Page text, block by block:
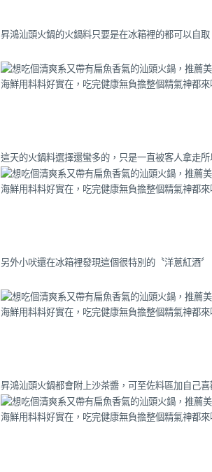
昇鴻汕頭火鍋的火鍋料只要是在冰箱裡的都可以自
這天的火鍋料選擇還蠻多的，只是一直被客人拿走
另外小吠還在冰箱裡發現這個很特別的〝洋蔥紅酒
昇鴻汕頭火鍋都會附上沙茶醬，可至佐料區加自己喜